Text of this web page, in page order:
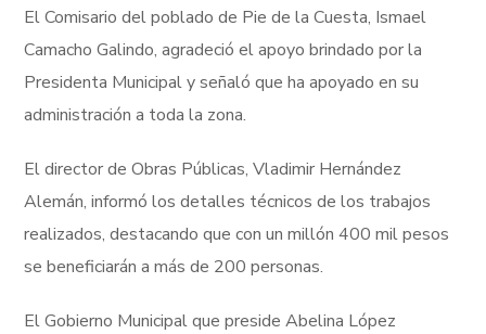
El Comisario del poblado de Pie de la Cuesta, Ismael
Camacho Galindo, agradeció el apoyo brindado por la
Presidenta Municipal y señaló que ha apoyado en su
administración a toda la zona.
El director de Obras Públicas, Vladimir Hernández
Alemán, informó los detalles técnicos de los trabajos
realizados, destacando que con un millón 400 mil pesos
se beneficiarán a más de 200 personas.
El Gobierno Municipal que preside Abelina López